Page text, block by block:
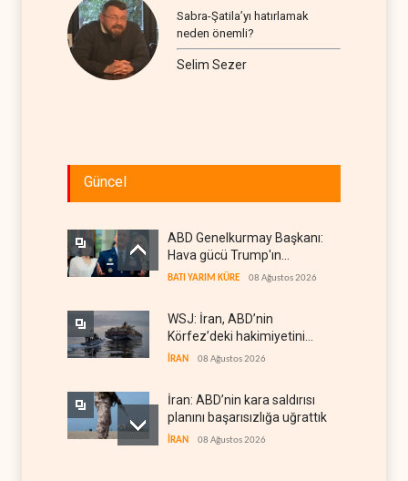
Sabra-Şatila’yı hatırlamak
neden önemli?
Selim Sezer
Güncel
ABD Genelkurmay Başkanı:
Hava gücü Trump'ın
hedeflerine yetmez
BATI YARIM KÜRE 08 Ağustos 2026
WSJ: İran, ABD’nin
Körfez’deki hakimiyetini
sona erdiriyor
İRAN 08 Ağustos 2026
İran: ABD’nin kara saldırısı
planını başarısızlığa uğrattık
İRAN 08 Ağustos 2026